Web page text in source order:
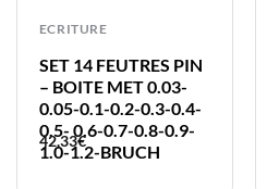
ECRITURE
SET 14 FEUTRES PIN
– BOITE MET 0.03-
0.05-0.1-0.2-0.3-0.4-
0.5- 0.6-0.7-0.8-0.9-
1.0-1.2-BRUCH
42,33€